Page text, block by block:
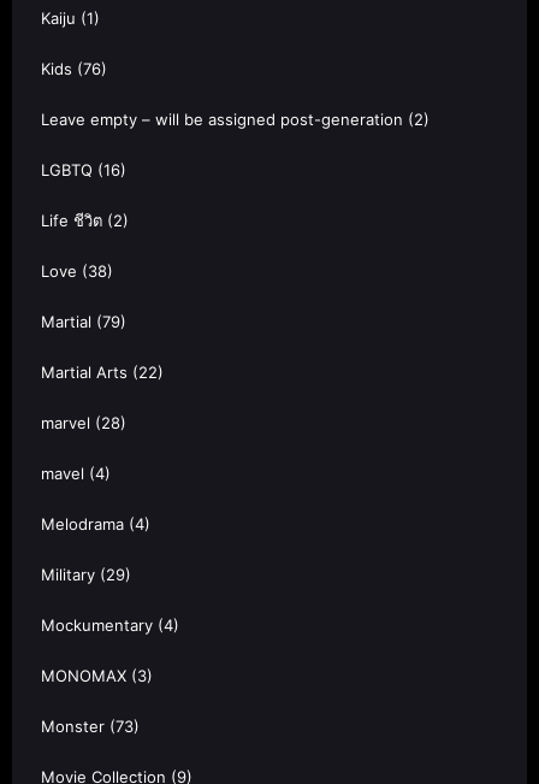
Kaiju (1)
Kids (76)
Leave empty – will be assigned post-generation (2)
LGBTQ (16)
Life ชีวิต (2)
Love (38)
Martial (79)
Martial Arts (22)
marvel (28)
mavel (4)
Melodrama (4)
Military (29)
Mockumentary (4)
MONOMAX (3)
Monster (73)
Movie Collection (9)